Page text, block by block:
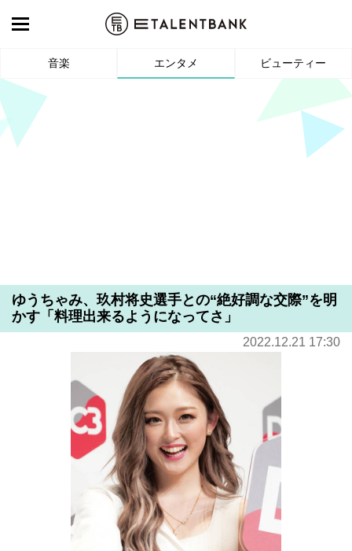
音楽 エンタメ ビューティー
ゆうちゃみ、玖村将史選手との“絶好調な交際”を明
かす「料理出来るようになってさ」
2022.12.21 17:30